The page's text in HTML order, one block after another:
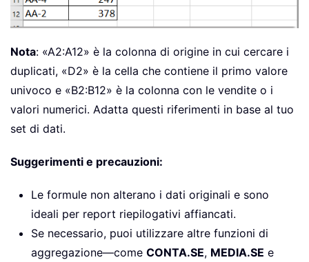
Nota: «A2:A12» è la colonna di origine in cui cercare i
duplicati, «D2» è la cella che contiene il primo valore
univoco e «B2:B12» è la colonna con le vendite o i
valori numerici. Adatta questi riferimenti in base al tuo
set di dati.
Suggerimenti e precauzioni:
Le formule non alterano i dati originali e sono
ideali per report riepilogativi affiancati.
Se necessario, puoi utilizzare altre funzioni di
aggregazione—come CONTA.SE, MEDIA.SE e